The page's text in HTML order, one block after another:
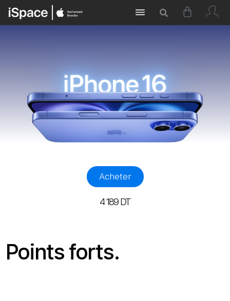
Acheter
4 189DT
Points forts.